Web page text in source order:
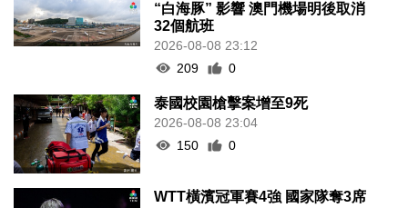
“白海豚” 影響 澳門機場明後取消
32個航班
2026-08-08 23:12
209
0
泰國校園槍擊案增至9死
2026-08-08 23:04
150
0
WTT橫濱冠軍賽4強 國家隊奪3席